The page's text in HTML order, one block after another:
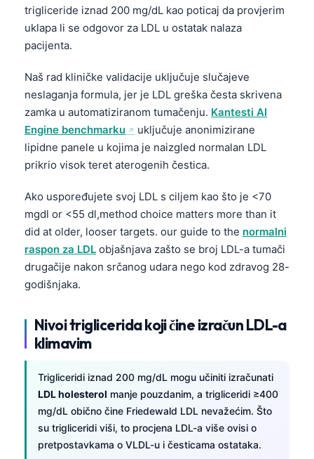
trigliceride iznad 200 mg/dL kao poticaj da provjerim
uklapa li se odgovor za LDL u ostatak nalaza
pacijenta.
Naš rad kliničke validacije uključuje slučajeve
neslaganja formula, jer je LDL greška česta skrivena
zamka u automatiziranom tumačenju. Kantesti AI
Engine benchmarku
uključuje anonimizirane
lipidne panele u kojima je naizgled normalan LDL
prikrio visok teret aterogenih čestica.
Ako uspoređujete svoj LDL s ciljem kao što je <70
mgdl or <55 dl,method choice matters more than it
did at older, looser targets. our guide to the normalni
raspon za LDL objašnjava zašto se broj LDL-a tumači
drugačije nakon srčanog udara nego kod zdravog 28-
godišnjaka.
Nivoi triglicerida koji čine izračun LDL-a
klimavim
Trigliceridi iznad 200 mg/dL mogu učiniti izračunati
LDL holesterol manje pouzdanim, a trigliceridi ≥400
mg/dL obično čine Friedewald LDL nevažećim. Što
su trigliceridi viši, to procjena LDL-a više ovisi o
pretpostavkama o VLDL-u i česticama ostataka.